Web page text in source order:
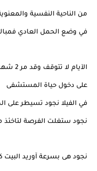
من الناحية النفسية
في وضع الحمل العادي
الآيام لا تتوقف وقد مر 2 شهران
على دخول حياة المستشفى
في الفيلا نجود تسيطر على
نجود ستغلت الفرصة لتاخئذ
نجود هى بسرعة آوريد البيت